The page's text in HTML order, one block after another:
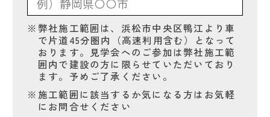
※ 弊社施工範囲は、浜松市中央区鴨江より車
で片道45分圏内（高速利用含む）となって
おります。見学会へのご参加は弊社施工範
囲内で建設の方に限らせていただいており
ます。予めご了承ください。
※ 施工範囲に該当するか気になる方はお気軽
にお問合せください